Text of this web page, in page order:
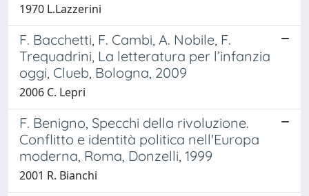
1970 L.Lazzerini
F. Bacchetti, F. Cambi, A. Nobile, F.
Trequadrini, La letteratura per l’infanzia
oggi, Clueb, Bologna, 2009
2006 C. Lepri
F. Benigno, Specchi della rivoluzione.
Conflitto e identità politica nell'Europa
moderna, Roma, Donzelli, 1999
2001 R. Bianchi